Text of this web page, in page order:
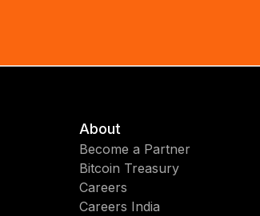
About
Become a Partner
Bitcoin Treasury
Careers
Careers India